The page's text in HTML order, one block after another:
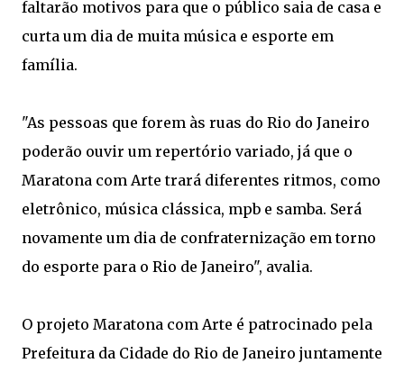
faltarão motivos para que o público saia de casa e
curta um dia de muita música e esporte em
família.
"As pessoas que forem às ruas do Rio do Janeiro
poderão ouvir um repertório variado, já que o
Maratona com Arte trará diferentes ritmos, como
eletrônico, música clássica, mpb e samba. Será
novamente um dia de confraternização em torno
do esporte para o Rio de Janeiro", avalia.
O projeto Maratona com Arte é patrocinado pela
Prefeitura da Cidade do Rio de Janeiro juntamente